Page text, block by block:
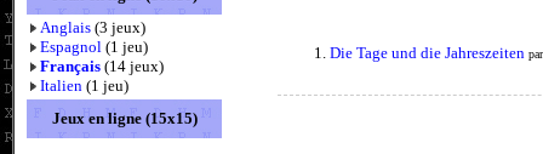
Anglais (3 jeux)
Espagnol (1 jeu)
Français (14 jeux)
Italien (1 jeu)
Jeux en ligne (15x15)
Die Tage und die Jahreszeiten